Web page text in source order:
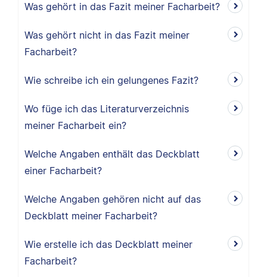
Was gehört in das Fazit meiner Facharbeit?
Was gehört nicht in das Fazit meiner
Facharbeit?
Wie schreibe ich ein gelungenes Fazit?
Wo füge ich das Literaturverzeichnis
meiner Facharbeit ein?
Welche Angaben enthält das Deckblatt
einer Facharbeit?
Welche Angaben gehören nicht auf das
Deckblatt meiner Facharbeit?
Wie erstelle ich das Deckblatt meiner
Facharbeit?